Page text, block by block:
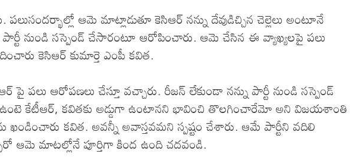
ఆమె మాట్లాడుతూ కెసిఆర్ నన్ను దేవుడిచ్చిన చెల్లెలు అంటూనే
నుండి సస్పెండ్ చేసారంటూ ఆరోపించారు. ఆమె చేసిన ఈ వ్యాఖ్యలపై పలు
కెసిఆర్ కుమార్తె ఎంపీ కవిత.
పలు ఆరోపణలు చేస్తూ వచ్చారు. రీజన్ లేకుండా నన్ను పార్టీ నుండి సస్పెండ్
కేటీఆర్, కవితకు అడ్డుగా ఉంటానని భావించి తొలగించారేమో అని విజయశాంతి
కవిత. అవన్నీ అవాస్తవమని స్పష్టం చేశారు. ఆమే పార్టీని వదిలి
ఆమె మాటల్లోనే పూర్తిగా కింద ఉంది చదవండి.